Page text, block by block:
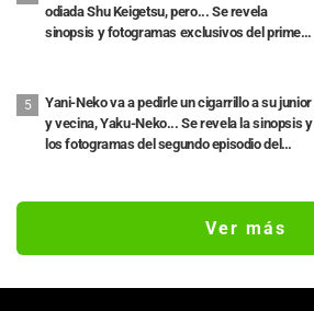
odiada Shu Keigetsu, pero... Se revela
sinopsis y fotogramas exclusivos del primer
Yani-Neko va a pedirle un cigarrillo a su junior
y vecina, Yaku-Neko... Se revela la sinopsis y
los fotogramas del segundo episodio del
Ver más